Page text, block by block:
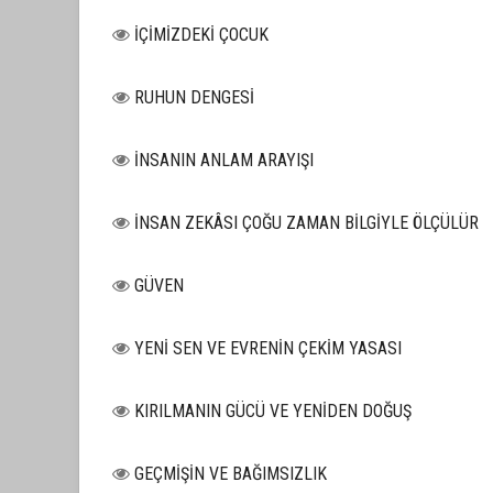
İÇİMİZDEKİ ÇOCUK
RUHUN DENGESİ
İNSANIN ANLAM ARAYIŞI
İNSAN ZEKÂSI ÇOĞU ZAMAN BİLGİYLE ÖLÇÜLÜR
GÜVEN
YENİ SEN VE EVRENİN ÇEKİM YASASI
KIRILMANIN GÜCÜ VE YENİDEN DOĞUŞ
GEÇMİŞİN VE BAĞIMSIZLIK